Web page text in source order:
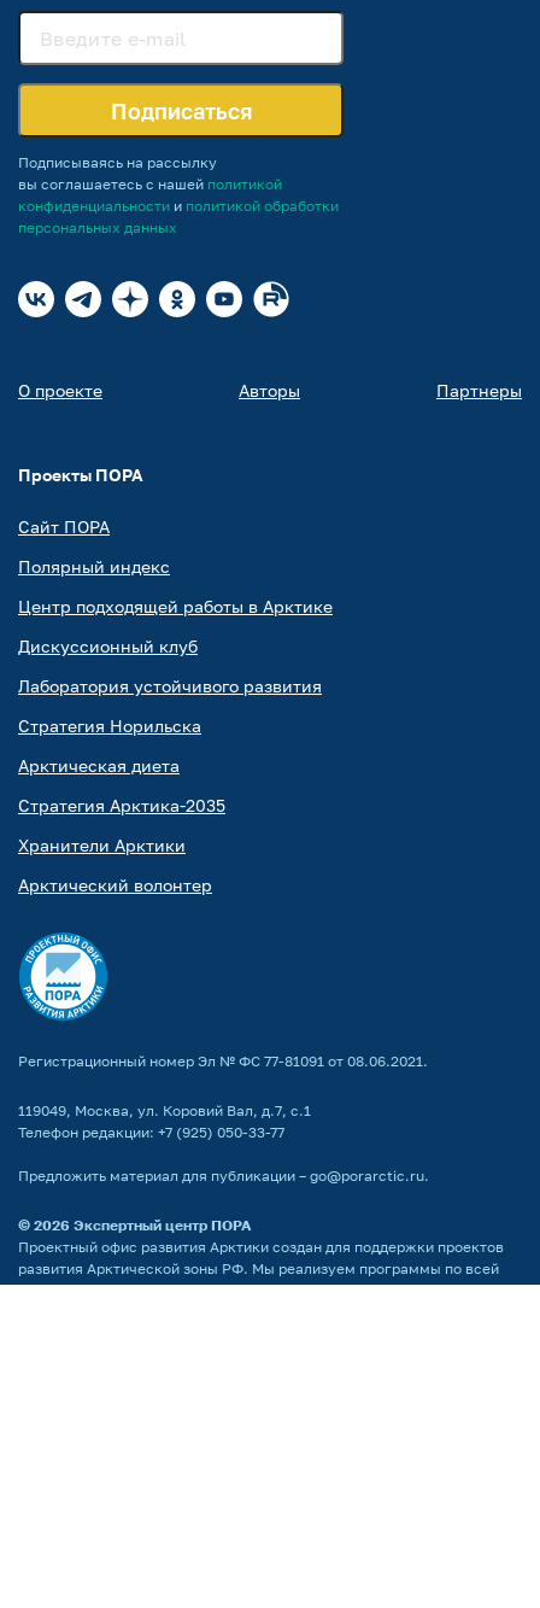
Подписаться
Подписываясь на рассылку
вы соглашаетесь с нашей политикой
конфиденциальности и политикой обработки
персональных данных
О проекте Авторы Партнеры
Проекты ПОРА
Сайт ПОРА
Полярный индекс
Центр подходящей работы в Арктике
Дискуссионный клуб
Лаборатория устойчивого развития
Стратегия Норильска
Арктическая диета
Стратегия Арктика-2035
Хранители Арктики
Арктический волонтер
Регистрационный номер Эл № ФС 77-81091 от 08.06.2021.
119049, Москва, ул. Коровий Вал, д.7, с.1
Телефон редакции: +7 (925) 050-33-77
Предложить материал для публикации – go@porarctic.ru.
© 2026 Экспертный центр ПОРА
Проектный офис развития Арктики создан для поддержки проектов
развития Арктической зоны РФ. Мы реализуем программы по всей
территории Арктики, поддерживаем молодых ученых